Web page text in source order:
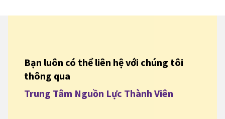
Bạn luôn có thể liên hệ với chúng tôi
thông qua
Trung Tâm Nguồn Lực Thành Viên